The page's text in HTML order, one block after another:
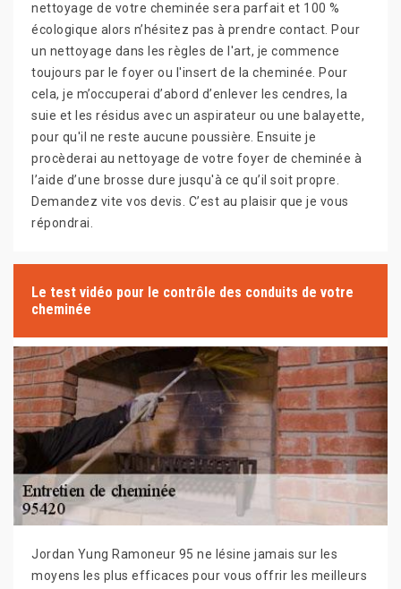
nettoyage de votre cheminée sera parfait et 100 %
écologique alors n’hésitez pas à prendre contact. Pour
un nettoyage dans les règles de l'art, je commence
toujours par le foyer ou l'insert de la cheminée. Pour
cela, je m’occuperai d’abord d’enlever les cendres, la
suie et les résidus avec un aspirateur ou une balayette,
pour qu'il ne reste aucune poussière. Ensuite je
procèderai au nettoyage de votre foyer de cheminée à
l’aide d’une brosse dure jusqu'à ce qu’il soit propre.
Demandez vite vos devis. C’est au plaisir que je vous
répondrai.
Le test vidéo pour le contrôle des conduits de votre
cheminée
Jordan Yung Ramoneur 95 ne lésine jamais sur les
moyens les plus efficaces pour vous offrir les meilleurs